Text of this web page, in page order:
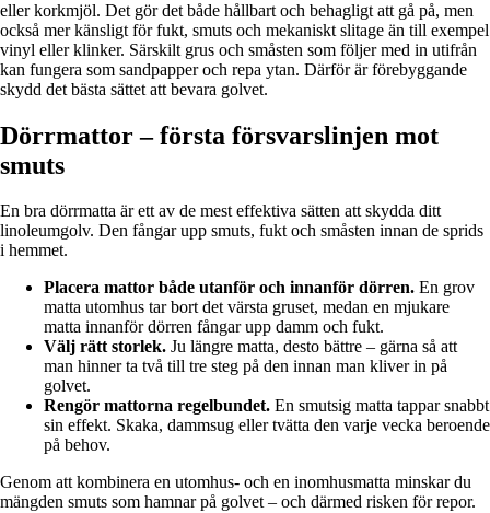
eller korkmjöl. Det gör det både hållbart och behagligt att gå på, men
också mer känsligt för fukt, smuts och mekaniskt slitage än till exempel
vinyl eller klinker. Särskilt grus och småsten som följer med in utifrån
kan fungera som sandpapper och repa ytan. Därför är förebyggande
skydd det bästa sättet att bevara golvet.
Dörrmattor – första försvarslinjen mot
smuts
En bra dörrmatta är ett av de mest effektiva sätten att skydda ditt
linoleumgolv. Den fångar upp smuts, fukt och småsten innan de sprids
i hemmet.
Placera mattor både utanför och innanför dörren. En grov
matta utomhus tar bort det värsta gruset, medan en mjukare
matta innanför dörren fångar upp damm och fukt.
Välj rätt storlek. Ju längre matta, desto bättre – gärna så att
man hinner ta två till tre steg på den innan man kliver in på
golvet.
Rengör mattorna regelbundet. En smutsig matta tappar snabbt
sin effekt. Skaka, dammsug eller tvätta den varje vecka beroende
på behov.
Genom att kombinera en utomhus- och en inomhusmatta minskar du
mängden smuts som hamnar på golvet – och därmed risken för repor.